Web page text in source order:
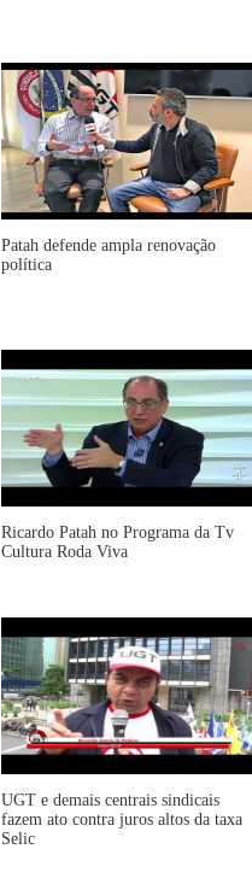
Patah defende ampla renovação
política
Ricardo Patah no Programa da Tv
Cultura Roda Viva
UGT e demais centrais sindicais
fazem ato contra juros altos da taxa
Selic